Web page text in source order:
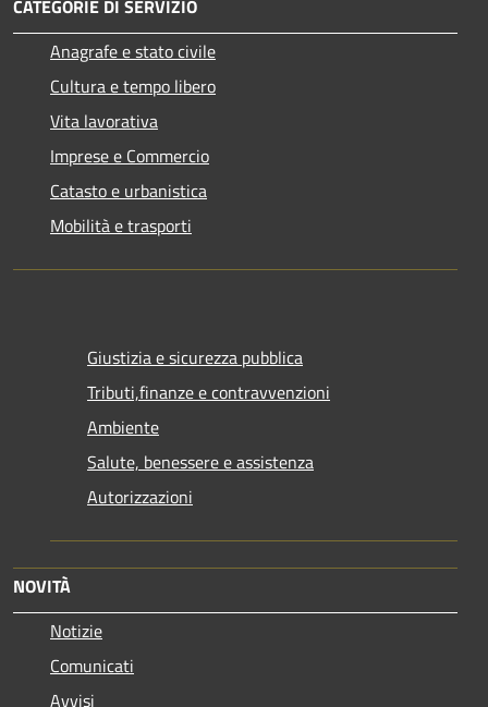
CATEGORIE DI SERVIZIO
Anagrafe e stato civile
Cultura e tempo libero
Vita lavorativa
Imprese e Commercio
Catasto e urbanistica
Mobilità e trasporti
Giustizia e sicurezza pubblica
Tributi,finanze e contravvenzioni
Ambiente
Salute, benessere e assistenza
Autorizzazioni
NOVITÀ
Notizie
Comunicati
Avvisi